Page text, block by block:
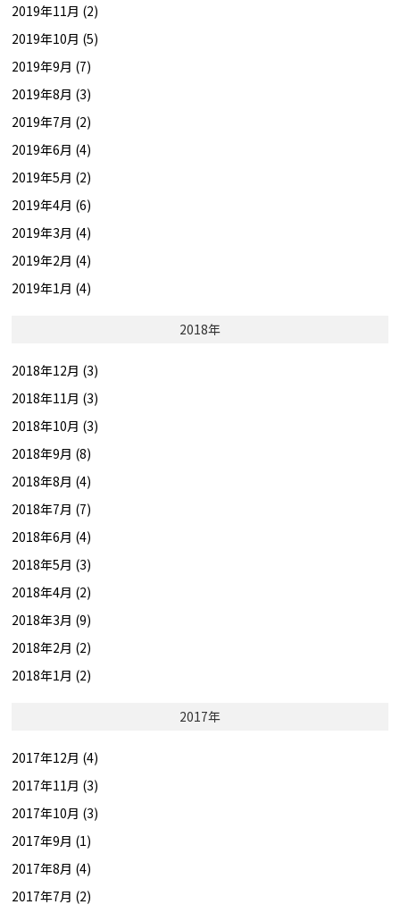
2019年11月 (2)
2019年10月 (5)
2019年9月 (7)
2019年8月 (3)
2019年7月 (2)
2019年6月 (4)
2019年5月 (2)
2019年4月 (6)
2019年3月 (4)
2019年2月 (4)
2019年1月 (4)
2018年
2018年12月 (3)
2018年11月 (3)
2018年10月 (3)
2018年9月 (8)
2018年8月 (4)
2018年7月 (7)
2018年6月 (4)
2018年5月 (3)
2018年4月 (2)
2018年3月 (9)
2018年2月 (2)
2018年1月 (2)
2017年
2017年12月 (4)
2017年11月 (3)
2017年10月 (3)
2017年9月 (1)
2017年8月 (4)
2017年7月 (2)